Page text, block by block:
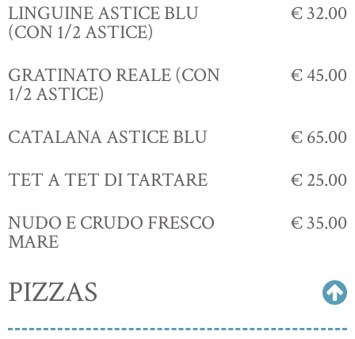
LINGUINE ASTICE BLU
(CON 1/2 ASTICE)
€ 32.00
GRATINATO REALE (CON
1/2 ASTICE)
€ 45.00
CATALANA ASTICE BLU
€ 65.00
TET A TET DI TARTARE
€ 25.00
NUDO E CRUDO FRESCO
MARE
€ 35.00
PIZZAS